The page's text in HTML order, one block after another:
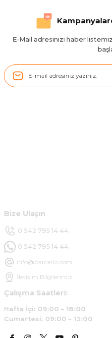
E-Mail adresinizi haber
Bize Ulaşın
0 542 795 14 44
0 542 795 14 44
info@parcario.com
İletişim Bilgilerimiz
Çalışma Saatleri:
Hafta İçi: 09:00 – 18:00
Cumartesi: 09:00 – 13:00